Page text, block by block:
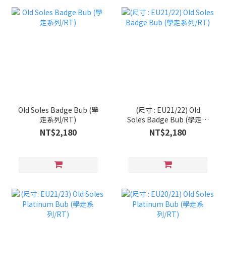
Old Soles Badge Bub (學
走系列/RT)
NT$2,180
(尺寸 : EU21/22) Old
Soles Badge Bub (學走系
列/RT)
NT$2,180